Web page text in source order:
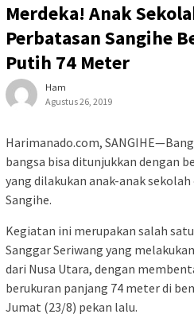
Merdeka! Anak
Perbatasan Sangihe
Putih 74 Meter
Ham
Agustus 26, 2019
Harimanado.com,
bangsa bisa ditunjukkan dengan
yang dilakukan anak-anak
Sangihe.
Kegiatan ini merupakan salah
Sanggar Seriwang yang
dari Nusa Utara, dengan
berukuran panjang 74 meter di
Jumat (23/8) pekan lalu.